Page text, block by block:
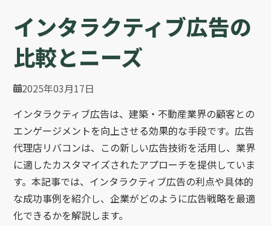
インタラクティブ広告の
比較とニーズ
2025年03月17日
インタラクティブ広告は、建築・不動産業界の顧客との
エンゲージメントを向上させる効果的な手段です。広告
代理店リバコンは、この新しい広告技術を活用し、業界
に適したカスタマイズされたアプローチを提供していま
す。本記事では、インタラクティブ広告の利点や具体的
な成功事例を紹介し、企業がどのように広告戦略を最適
化できるかを解説します。